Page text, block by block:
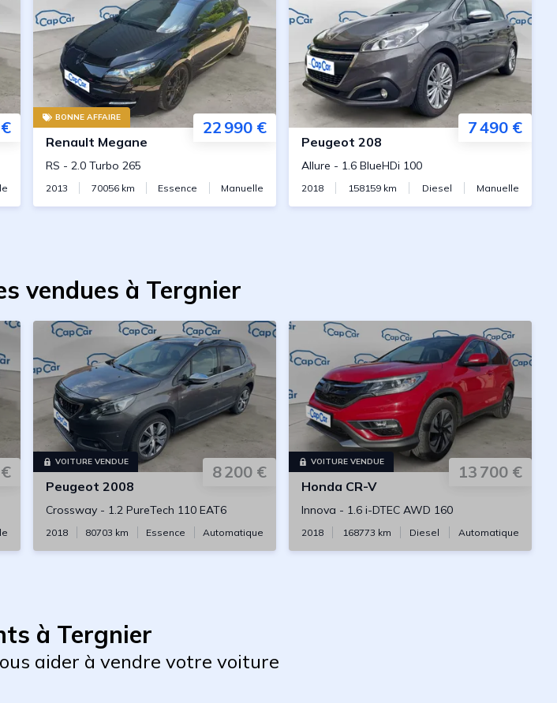
BONNE AFFAIRE
22 990 €
Renault Megane
RS - 2.0 Turbo 265
2013 70056km Essence Manuelle
7 490 €
Peugeot 208
Allure - 1.6 BlueHDi 100
2018 158159 km Diesel Manuelle
vendues à Tergnier
VOITURE VENDUE
8 200 €
Peugeot 2008
Crossway - 1.2 PureTech 110 EAT6
2018 80703 km Essence Automatique
VOITURE VENDUE
13 700 €
Honda CR-V
Innova - 1.6 i-DTEC AWD 160
2018 168773 km Diesel Automatique
à Tergnier
aider à vendre votre voiture